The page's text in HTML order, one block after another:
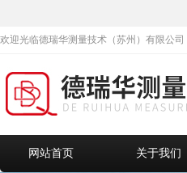
欢迎光临德瑞华测量技术（苏州）有限公司
网站首页 关于我们